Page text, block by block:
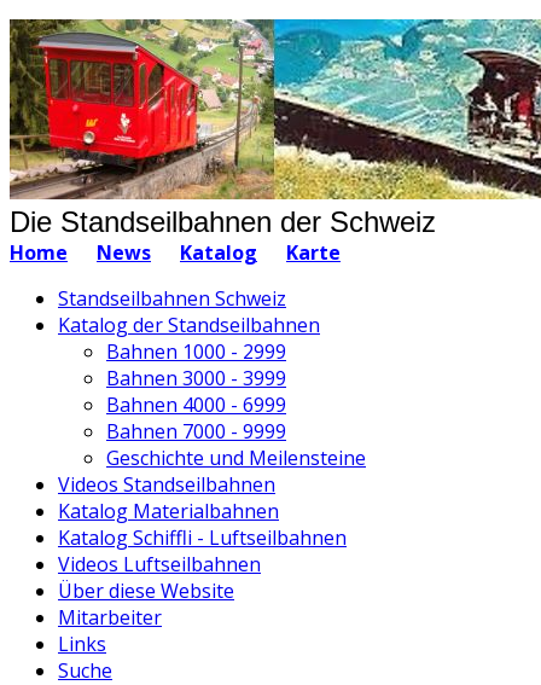
Die Standseilbahnen der Schweiz
Home News Katalog
Karte
Standseilbahnen Schweiz
Katalog der Standseilbahnen
Bahnen 1000 - 2999
Bahnen 3000 - 3999
Bahnen 4000 - 6999
Bahnen 7000 - 9999
Geschichte und Meilensteine
Videos Standseilbahnen
Katalog Materialbahnen
Katalog Schiffli - Luftseilbahnen
Videos Luftseilbahnen
Über diese Website
Mitarbeiter
Links
Suche